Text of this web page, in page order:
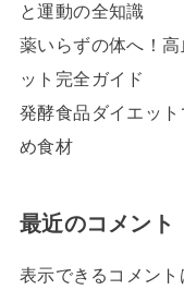
と運動の全知識
薬いらずの体へ！
ット完全ガイド
発酵食品ダイエッ
め食材
最近のコメント
表示できるコメント